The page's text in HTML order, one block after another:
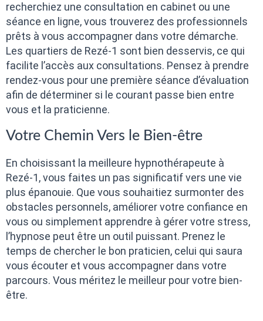
recherchiez une consultation en cabinet ou une
séance en ligne, vous trouverez des professionnels
prêts à vous accompagner dans votre démarche.
Les quartiers de Rezé-1 sont bien desservis, ce qui
facilite l’accès aux consultations. Pensez à prendre
rendez-vous pour une première séance d’évaluation
afin de déterminer si le courant passe bien entre
vous et la praticienne.
Votre Chemin Vers le Bien-être
En choisissant la meilleure hypnothérapeute à
Rezé-1, vous faites un pas significatif vers une vie
plus épanouie. Que vous souhaitiez surmonter des
obstacles personnels, améliorer votre confiance en
vous ou simplement apprendre à gérer votre stress,
l’hypnose peut être un outil puissant. Prenez le
temps de chercher le bon praticien, celui qui saura
vous écouter et vous accompagner dans votre
parcours. Vous méritez le meilleur pour votre bien-
être.